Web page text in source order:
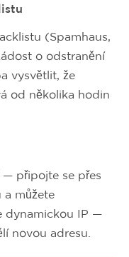
(Spamhaus,
o odstranění
vysvětlit, že
od několika hodin
připojte se přes
a můžete
dynamickou IP —
novou adresu.